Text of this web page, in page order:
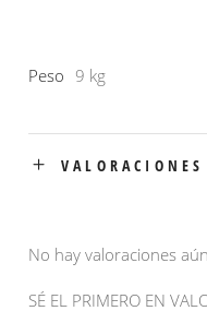
Peso 9 kg
No hay valoraciones
SÉ EL PRIMERO EN